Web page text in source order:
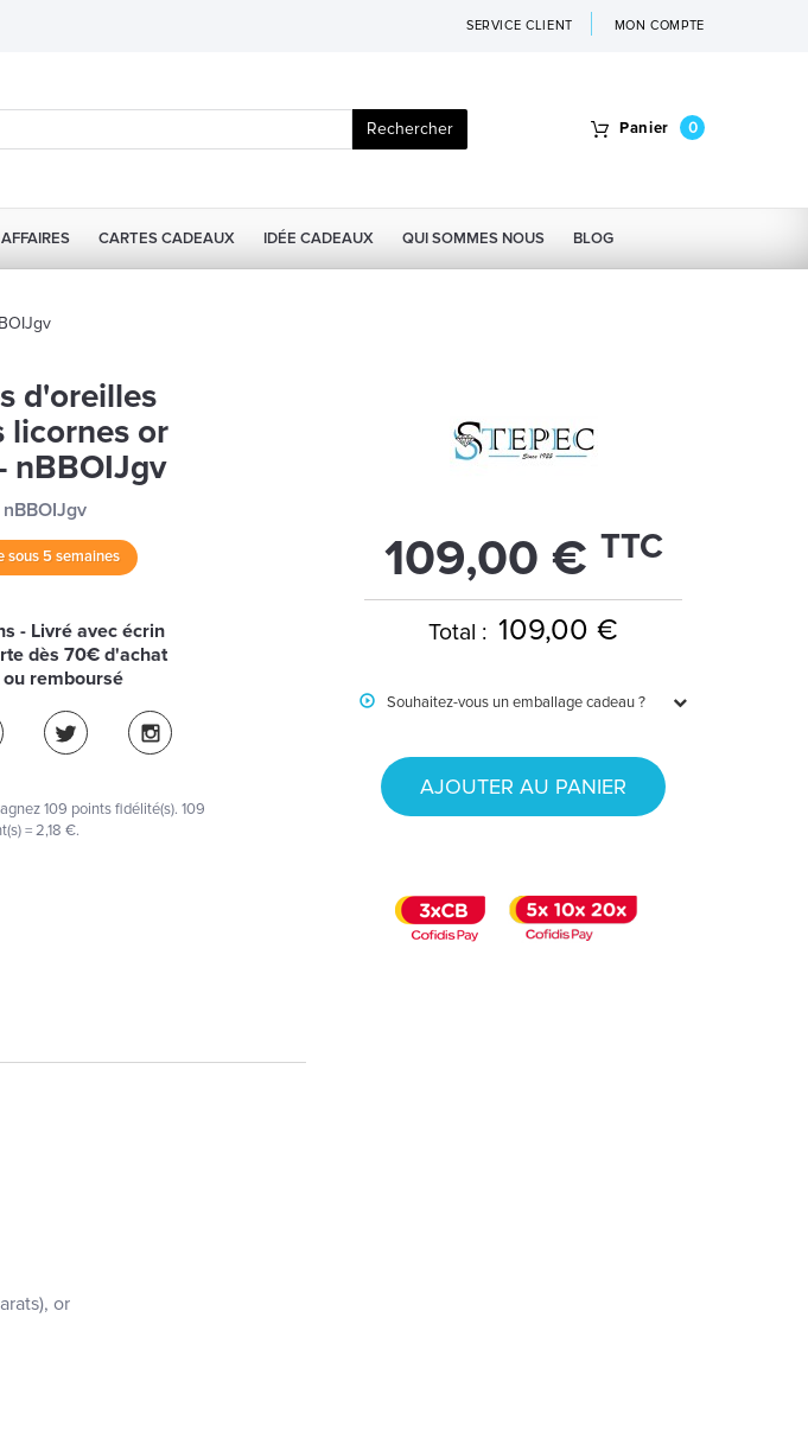
SERVICE CLIENT MON COMPTE
Rechercher Panier 0
CARTES CADEAUX IDÉE CADEAUX QUI SOMMES NOUS BLOG
d'oreilles
licornes or
nBBOIJgv
nBBOIJgv
sous 5 semaines
- Livré avec écrin
dès 70€ d'achat
remboursé
109 points fidélité(s). 109
=2,18 €.
109,00 € TTC
Total : 109,00 €
Souhaitez-vous un emballage cadeau ?
AJOUTER AU PANIER
or